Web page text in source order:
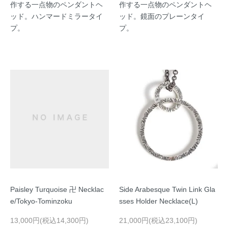
作する一点物のペンダントヘ
ッド。ハンマードミラータイ
プ。
作する一点物のペンダントヘ
ッド。鏡面のプレーンタイ
プ。
Paisley Turquoise 卍 Necklac
e/Tokyo-Tominzoku
13,000円(税込14,300円)
Side Arabesque Twin Link Gla
sses Holder Necklace(L)
21,000円(税込23,100円)